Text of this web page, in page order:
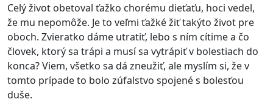
Celý život obetoval ťažko chorému dieťaťu, hoci vedel,
že mu nepomôže. Je to veľmi ťažké žiť takýto život pre
oboch. Zvieratko dáme utratiť, lebo s ním cítime a čo
človek, ktorý sa trápi a musí sa vytrápiť v bolestiach do
konca? Viem, všetko sa dá zneužiť, ale myslím si, že v
tomto prípade to bolo zúfalstvo spojené s bolesťou
duše.